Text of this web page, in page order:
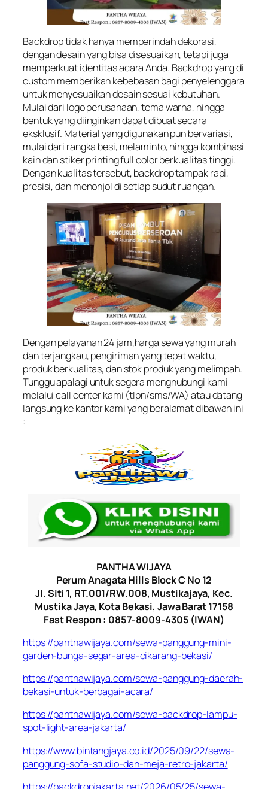
Backdrop tidak hanya memperindah dekorasi,
dengan desain yang bisa disesuaikan, tetapi juga
memperkuat identitas acara Anda. Backdrop yang di
custom memberikan kebebasan bagi penyelenggara
untuk menyesuaikan desain sesuai kebutuhan.
Mulai dari logo perusahaan, tema warna, hingga
bentuk yang diinginkan dapat dibuat secara
eksklusif. Material yang digunakan pun bervariasi,
mulai dari rangka besi, melaminto, hingga kombinasi
kain dan stiker printing full color berkualitas tinggi.
Dengan kualitas tersebut, backdrop tampak rapi,
presisi, dan menonjol di setiap sudut ruangan.
Dengan pelayanan 24 jam,harga sewa yang murah
dan terjangkau, pengiriman yang tepat waktu,
produk berkualitas, dan stok produk yang melimpah.
Tunggu apalagi untuk segera menghubungi kami
melalui call center kami (tlpn/sms/WA) atau datang
langsung ke kantor kami yang beralamat dibawah ini
:
PANTHA WIJAYA
Perum Anagata Hills Block C No 12
Jl. Siti 1, RT.001/RW.008, Mustikajaya, Kec.
Mustika Jaya, Kota Bekasi, Jawa Barat 17158
Fast Respon : 0857-8009-4305 (IWAN)
https://panthawijaya.com/sewa-panggung-mini-
garden-bunga-segar-area-cikarang-bekasi/
https://panthawijaya.com/sewa-panggung-daerah-
bekasi-untuk-berbagai-acara/
https://panthawijaya.com/sewa-backdrop-lampu-
spot-light-area-jakarta/
https://www.bintangjaya.co.id/2025/09/22/sewa-
panggung-sofa-studio-dan-meja-retro-jakarta/